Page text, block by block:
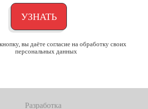
вы даёте согласие на обработку своих
персональных данных
Разработка